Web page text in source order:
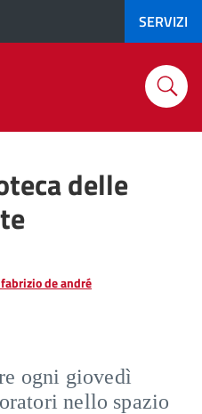
SERVIZI
delle
de andré
ogni giovedì
nello spazio